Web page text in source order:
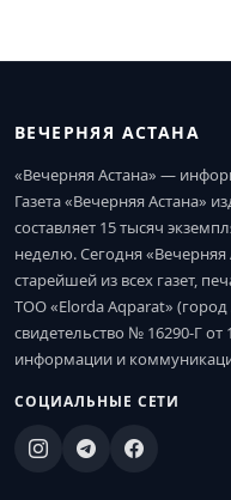
ВЕЧЕРНЯЯ АСТАНА
«Вечерняя Астана» —
Газета «Вечерняя Астана»
составляет 15 тысяч
неделю. Сегодня
старейшей из всех газет,
ТОО «Elorda Aqparat» (город
свидетельство № 16290-Г
информации и
СОЦИАЛЬНЫЕ СЕТИ